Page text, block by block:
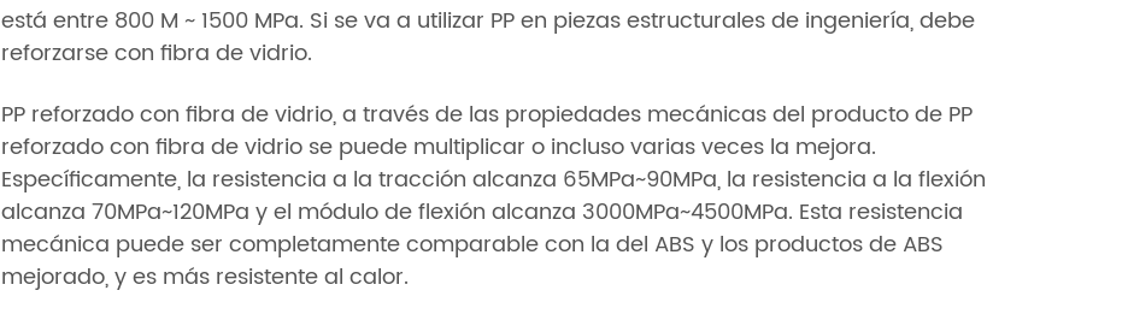
está entre 800 M ~ 1500 MPa. Si se va a utilizar PP en piezas estructurales de ingeniería, debe
reforzarse con fibra de vidrio.
PP reforzado con fibra de vidrio, a través de las propiedades mecánicas del producto de PP
reforzado con fibra de vidrio se puede multiplicar o incluso varias veces la mejora.
Específicamente, la resistencia a la tracción alcanza 65MPa~90MPa, la resistencia a la flexión
alcanza 70MPa~120MPa y el módulo de flexión alcanza 3000MPa~4500MPa. Esta resistencia
mecánica puede ser completamente comparable con la del ABS y los productos de ABS
mejorado, y es más resistente al calor.